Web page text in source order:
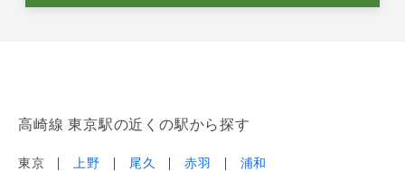
高崎線 東京駅の近くの駅から探す
東京 上野 尾久 赤羽 浦和